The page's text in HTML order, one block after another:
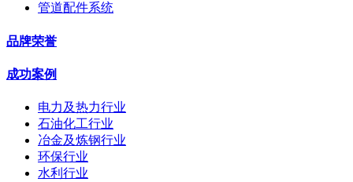
管道配件系统
品牌荣誉
成功案例
电力及热力行业
石油化工行业
冶金及炼钢行业
环保行业
水利行业